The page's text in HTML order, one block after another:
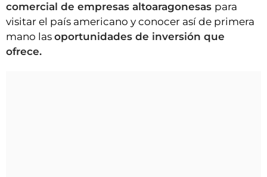
comercial de empresas altoaragonesas para
visitar el país americano y conocer así de primera
mano las oportunidades de inversión que
ofrece.